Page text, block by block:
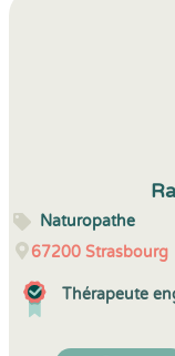
Naturopathe
67200 Strasbourg
Thérapeute